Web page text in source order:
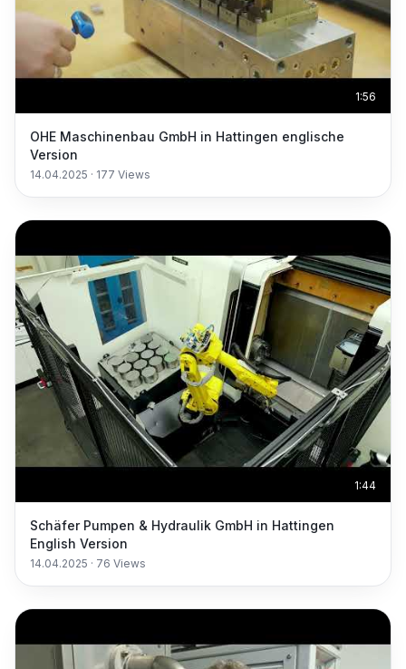
1:56
OHE Maschinenbau GmbH in Hattingen englische
Version
14.04.2025 · 177 Views
1:44
Schäfer Pumpen & Hydraulik GmbH in Hattingen
English Version
14.04.2025 · 76 Views